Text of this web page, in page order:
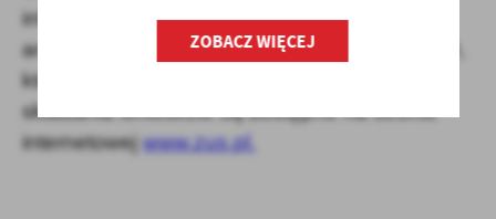
informacje o warunkach wsparcia z tarczy
antykryzysowej 6.0, konkretnych kodach PKD,
które skorzystają z pomocy i terminach
składania wniosków są dostępne na stronie
internetowejwww.zus.pl.
ZOBACZ WIĘCEJ